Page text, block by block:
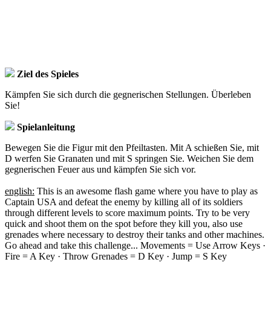
Ziel des Spieles
Kämpfen Sie sich durch die gegnerischen Stellungen. Überleben
Sie!
Spielanleitung
Bewegen Sie die Figur mit den Pfeiltasten. Mit A schießen Sie, mit
D werfen Sie Granaten und mit S springen Sie. Weichen Sie dem
gegnerischen Feuer aus und kämpfen Sie sich vor.
english: This is an awesome flash game where you have to play as
Captain USA and defeat the enemy by killing all of its soldiers
through different levels to score maximum points. Try to be very
quick and shoot them on the spot before they kill you, also use
grenades where necessary to destroy their tanks and other machines.
Go ahead and take this challenge... Movements = Use Arrow Keys ·
Fire = A Key · Throw Grenades = D Key · Jump = S Key